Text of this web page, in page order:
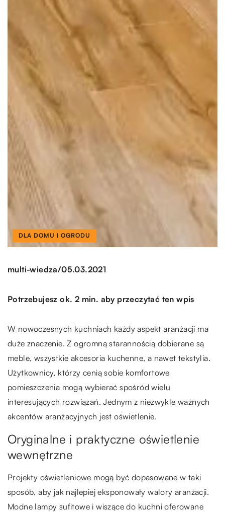
DLA DOMU I OGRODU
multi-wiedza/05.03.2021
Potrzebujesz ok. 2 min. aby przeczytać ten wpis
W nowoczesnych kuchniach każdy aspekt aranżacji ma
duże znaczenie. Z ogromną starannością dobierane są
meble, wszystkie akcesoria kuchenne, a nawet tekstylia.
Użytkownicy, którzy cenią sobie komfortowe
pomieszczenia mogą wybierać spośród wielu
interesujących rozwiązań. Jednym z niezwykle ważnych
akcentów aranżacyjnych jest oświetlenie.
Oryginalne i praktyczne oświetlenie
wewnętrzne
Projekty oświetleniowe mogą być dopasowane w taki
sposób, aby jak najlepiej eksponowały walory aranżacji.
Modne lampy sufitowe i wiszące do kuchni oferowane